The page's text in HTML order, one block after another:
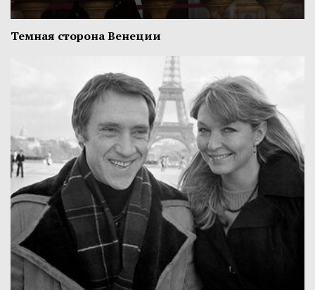
Темная сторона Венеции